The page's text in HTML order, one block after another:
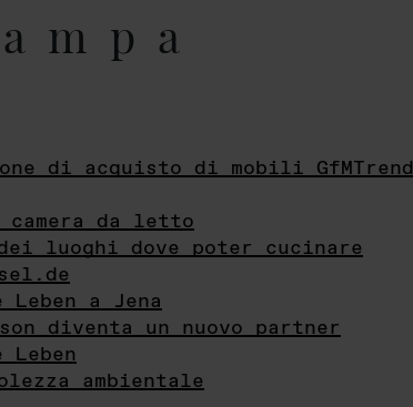
di acquisto di mobili GfMTrend
camera da letto
dei luoghi dove poter cucinare
a Jena
diventa un nuovo partner
ambientale